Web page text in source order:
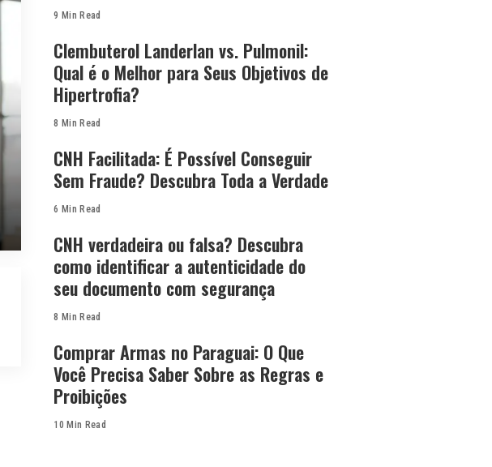
9 Min Read
Clembuterol Landerlan vs. Pulmonil:
Qual é o Melhor para Seus Objetivos de
Hipertrofia?
8 Min Read
CNH Facilitada: É Possível Conseguir
Sem Fraude? Descubra Toda a Verdade
6 Min Read
CNH verdadeira ou falsa? Descubra
como identificar a autenticidade do
seu documento com segurança
8 Min Read
Comprar Armas no Paraguai: O Que
Você Precisa Saber Sobre as Regras e
Proibições
10 Min Read